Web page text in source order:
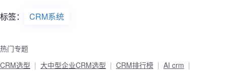
标签： CRM系统
热门专题
CRM选型
大中型企业CRM选型 CRM排行榜
AI crm